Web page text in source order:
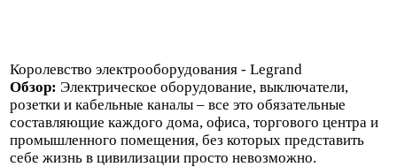
Королевство электрооборудования - Legrand
Обзор: Электрическое оборудование, выключатели,
розетки и кабельные каналы – все это обязательные
составляющие каждого дома, офиса, торгового центра и
промышленного помещения, без которых представить
себе жизнь в цивилизации просто невозможно.